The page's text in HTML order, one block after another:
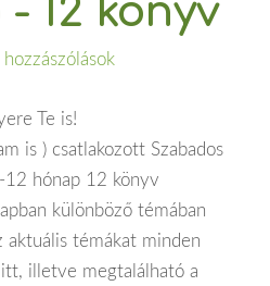
12 könyv
Te is!
is ) csatlakozott Szabados
hónap 12 könyv
különböző témában
témákat minden
illetve megtalálható a